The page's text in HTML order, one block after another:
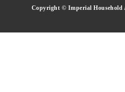
Copyright © Imperial Household